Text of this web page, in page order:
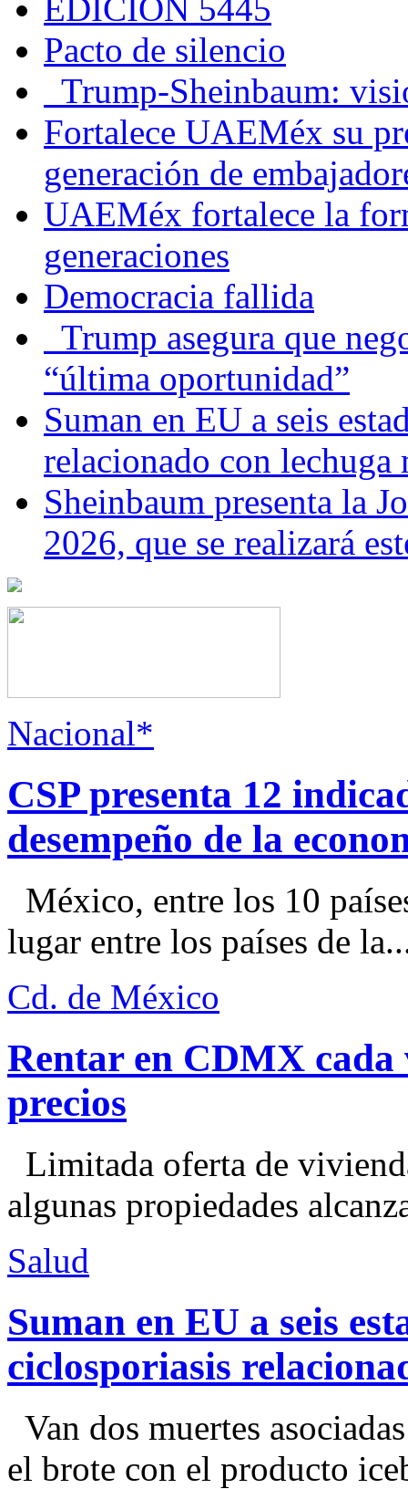
EDICIÓN 5445
Pacto de silencio
Trump-Sheinbaum:
Fortalece UAEMéx su
generación de
UAEMéx fortalece la
generaciones
Democracia fallida
Trump asegura que
“última oportunidad”
Suman en EU a seis
relacionado con lechuga
Sheinbaum presenta la
2026, que se realizará
Nacional*
CSP presenta 12
desempeño de la
México, entre los 10
lugar entre los países de
Cd. de México
Rentar en CDMX cada
precios
Limitada oferta de
algunas propiedades
Salud
Suman en EU a seis
ciclosporiasis
Van dos muertes
el brote con el producto